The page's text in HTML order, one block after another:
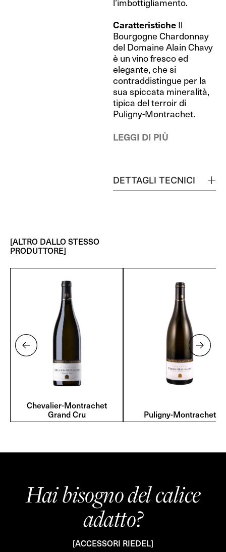
Caratteristiche Il
Bourgogne Chardonnay
del Domaine Alain Chavy
è un vino fresco ed
elegante, che si
contraddistingue per la
sua spiccata mineralità,
tipica del terroir di
Puligny-Montrachet.
LEGGI DI PIÙ
DETTAGLI TECNICI
[ALTRO DALLO STESSO
PRODUTTORE]
Chevalier-Montrachet
Grand Cru Puligny-Montrachet
Hai bisogno del calice
adatto?
[ACCESSORI RIEDEL]